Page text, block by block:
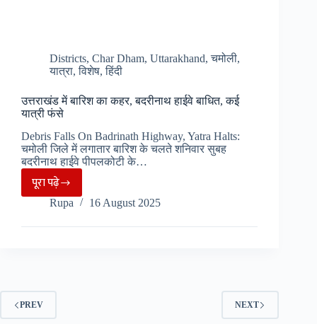
Districts, Char Dham, Uttarakhand,चमोली,
यात्रा,विशेष,हिंदी
उत्तराखंड में बारिश का कहर, बदरीनाथ हाईवे बाधित, कई
यात्री फंसे
Debris Falls On Badrinath Highway, Yatra Halts:
चमोली जिले में लगातार बारिश के चलते शनिवार सुबह
बदरीनाथ हाईवे पीपलकोटी के…
पूरा पढ़ेउत्तराखंड
में
बारिश
हाईवे
बाधित,
Rupa 16 August 2025
PREV NEXT